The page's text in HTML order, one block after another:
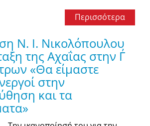
Περισσότερα
Ν. Ι. Νικολόπουλου
της Αχαΐας στην Γ΄
«Θα είμαστε
στην
και τα